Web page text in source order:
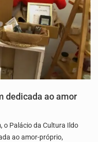
dedicada ao amor
o Palácio da Cultura Ildo
ao amor-próprio,